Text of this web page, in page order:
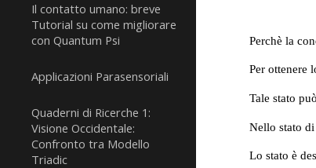
Il contatto umano: breve
Tutorial su come migliorare
con Quantum Psi
Applicazioni Parasensoriali
Quaderni di Ricerche 1:
Visione Occidentale:
Confronto tra Modello
Triadic
Perchè la
Per ottenere
Tale stato
Nello stato
Lo stato è